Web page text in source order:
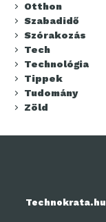
Otthon
Szabadidő
Szórakozás
Tech
Technológia
Tippek
Tudomány
Zöld
Technokrata.hu